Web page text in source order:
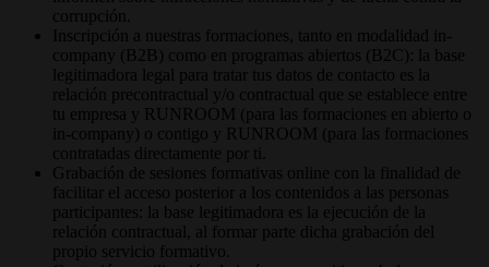
corrupción.
Inscripción a nuestras formaciones, tanto en modalidad in-
company (B2B) como en programas abiertos (B2C): la base
legitimadora legal para tratar tus datos de contacto es la
relación precontractual y/o contractual que se establece entre
tu empresa y RUNROOM (para las formaciones en abierto o
in-company) o contigo y RUNROOM (para las formaciones
contratadas directamente por ti.
Grabación de sesiones formativas online con la finalidad de
facilitar el acceso posterior a los contenidos a las personas
participantes: la base legitimadora es la ejecución de la
relación contractual, al formar parte dicha grabación del
propio servicio formativo.